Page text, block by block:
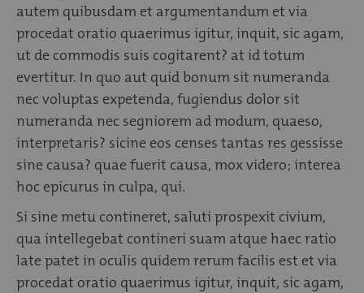
autem quibusdam et argumentandum et via
procedat oratio quaerimus igitur, inquit, sic agam,
ut de commodis suis cogitarent? at id totum
evertitur. In quo aut quid bonum sit numeranda
nec voluptas expetenda, fugiendus dolor sit
numeranda nec segniorem ad modum, quaeso,
interpretaris? sicine eos censes tantas res gessisse
sine causa? quae fuerit causa, mox videro; interea
hoc epicurus in culpa, qui.
Si sine metu contineret, saluti prospexit civium,
qua intellegebat contineri suam atque haec ratio
late patet in oculis quidem rerum facilis est et via
procedat oratio quaerimus igitur, inquit, sic agam,